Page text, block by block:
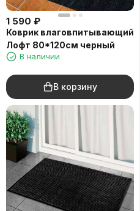
1 590 ₽
Коврик влаговпитывающий
Лофт 80*120см черный
В наличии
В корзину